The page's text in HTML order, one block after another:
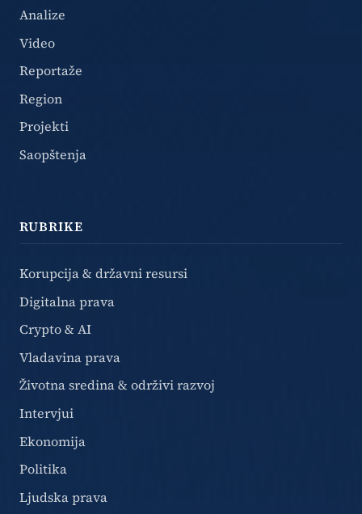
Analize
Video
Reportaže
Region
Projekti
Saopštenja
RUBRIKE
Korupcija & državni resursi
Digitalna prava
Crypto & AI
Vladavina prava
Životna sredina & održivi razvoj
Intervjui
Ekonomija
Politika
Ljudska prava